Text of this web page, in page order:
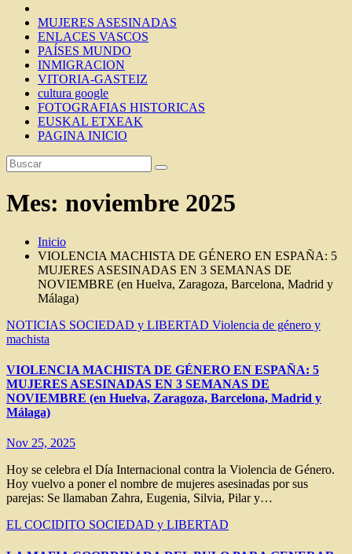
MUJERES ASESINADAS
ENLACES VASCOS
PAÍSES MUNDO
INMIGRACION
VITORIA-GASTEIZ
cultura google
FOTOGRAFIAS HISTORICAS
EUSKAL ETXEAK
PAGINA INICIO
Mes: noviembre 2025
Inicio
VIOLENCIA MACHISTA DE GÉNERO EN ESPAÑA: 5
MUJERES ASESINADAS EN 3 SEMANAS DE
NOVIEMBRE (en Huelva, Zaragoza, Barcelona, Madrid y
Málaga)
NOTICIAS SOCIEDAD y LIBERTAD Violencia de género y
machista
VIOLENCIA MACHISTA DE GÉNERO EN ESPAÑA: 5
MUJERES ASESINADAS EN 3 SEMANAS DE
NOVIEMBRE (en Huelva, Zaragoza, Barcelona, Madrid y
Málaga)
Nov 25, 2025
Hoy se celebra el Día Internacional contra la Violencia de Género.
Hoy vuelvo a poner el nombre de mujeres asesinadas por sus
parejas: Se llamaban Zahra, Eugenia, Silvia, Pilar y…
EL COCIDITO SOCIEDAD y LIBERTAD